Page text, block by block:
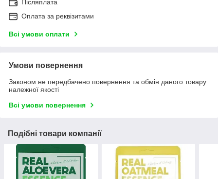
Післяплата
Оплата за реквізитами
Всі умови оплати
Умови повернення
Законом не передбачено повернення та обмін даного товару
належної якості
Всі умови повернення
Подібні товари компанії